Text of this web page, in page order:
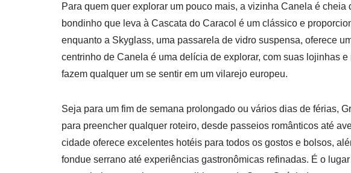
Para quem quer explorar um pouco mais, a vizinha Canela é
bondinho que leva à Cascata do Caracol é um clássico e
enquanto a Skyglass, uma passarela de vidro suspensa, oferece
centrinho de Canela é uma delícia de explorar, com suas lojinhas
fazem qualquer um se sentir em um vilarejo europeu.
Seja para um fim de semana prolongado ou vários dias de férias,
para preencher qualquer roteiro, desde passeios românticos até
cidade oferece excelentes hotéis para todos os gostos e bolsos,
fondue serrano até experiências gastronômicas refinadas. É o